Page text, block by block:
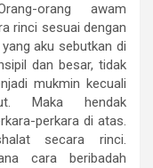
orang awam
rinci sesuai dengan
aku sebutkan di
dan besar, tidak
mukmin kecuali
Maka hendak
perkara di atas.
secara rinci.
cara beribadah